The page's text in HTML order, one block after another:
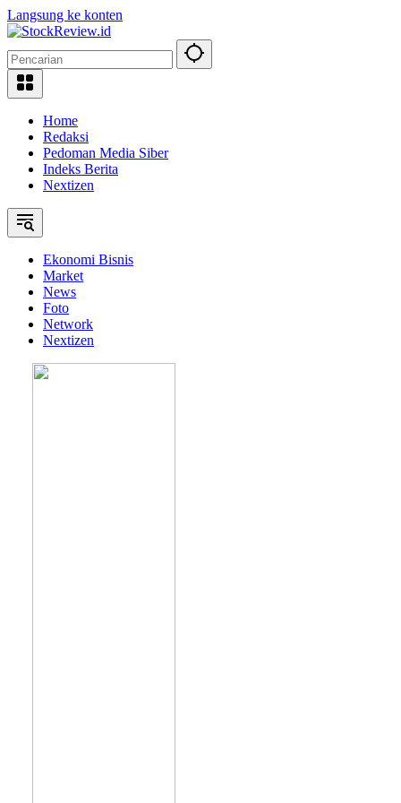
Langsung ke konten
Home
Redaksi
Pedoman Media Siber
Indeks Berita
Nextizen
Ekonomi Bisnis
Market
News
Foto
Network
Nextizen